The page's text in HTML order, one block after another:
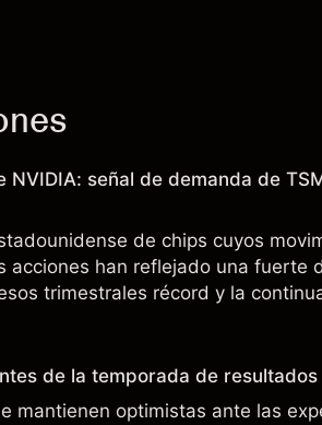
NVIDIA: señal de demanda de
de chips cuyos
acciones han reflejado una fuerte
trimestrales récord y la
controles de exportación de
de la temporada de resultados
mantienen optimistas ante las